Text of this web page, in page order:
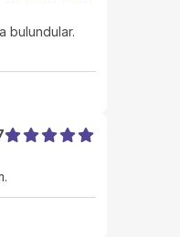
bulundular.